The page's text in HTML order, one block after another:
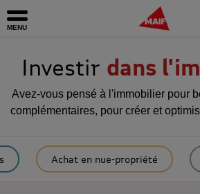
Ouvrir le menu MAIF - Allez
Investir dans
Avez-vous pensé à l'immobilier pour
complémentaires, pour créer et
Achat en nue-propriété